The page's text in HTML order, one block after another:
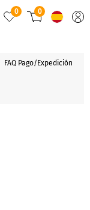
0 0
FAQ Pago/Expedición